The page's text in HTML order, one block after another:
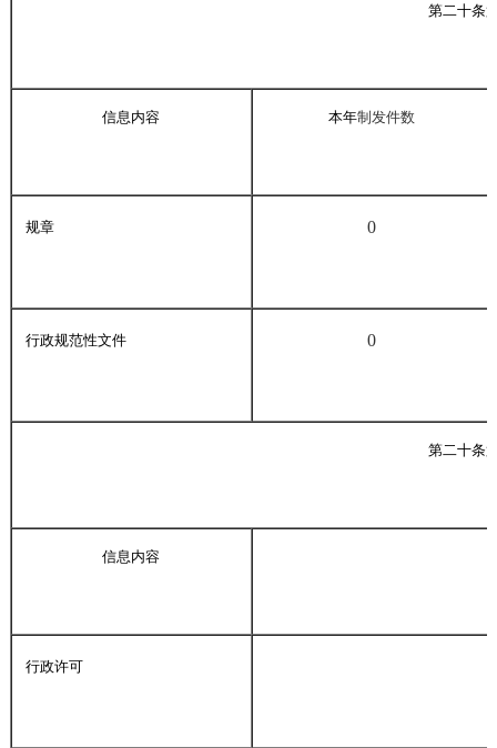
第二十条
信息内容 本年制发件数
规章 0
行政规范性文件 0
第二十条
信息内容
行政许可